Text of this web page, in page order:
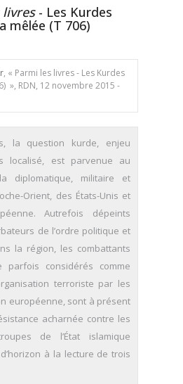
livres- Les Kurdes
mêlée (T 706)
, « Parmi les livres - Les Kurdes
», RDN, 12 novembre 2015 -
la question kurde, enjeu
localisé, est parvenue au
diplomatique, militaire et
Orient, des États-Unis et
Autrefois dépeints
de l’ordre politique et
la région, les combattants
parfois considérés comme
terroriste par les
européenne, sont à présent
acharnée contre les
de l’État islamique
à la lecture de trois